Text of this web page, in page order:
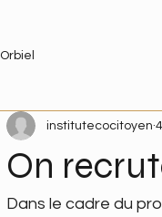
Orbiel
On
institutecocitoyen
Dans le cadre du